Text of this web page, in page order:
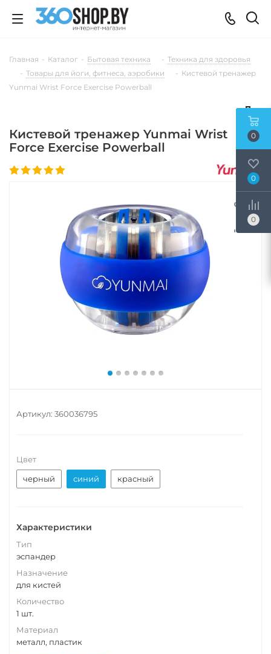
Главная - Каталог - Бытовая техника - Техника для здоровья
- Товары для йоги, фитнеса, аэробики - Кистевой тренажер
Yunmai Wrist Force Exercise Powerball
Кистевой тренажер Yunmai Wrist
Force Exercise Powerball
Артикул: 360036795
Цвет
черный
синий красный
Характеристики
Тип
эспандер
Назначение
для кистей
Количество
1 шт.
Материал
металл, пластик
0
0
0